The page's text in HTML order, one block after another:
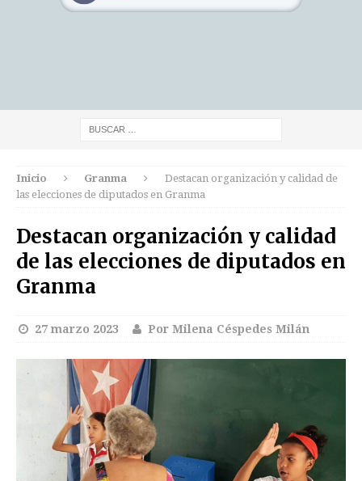
Inicio Granma
Destacan organización y calidad de
las elecciones de diputados en Granma
Destacan organización y calidad
de las elecciones de diputados en
Granma
27 marzo 2023 Por Milena Céspedes Milán